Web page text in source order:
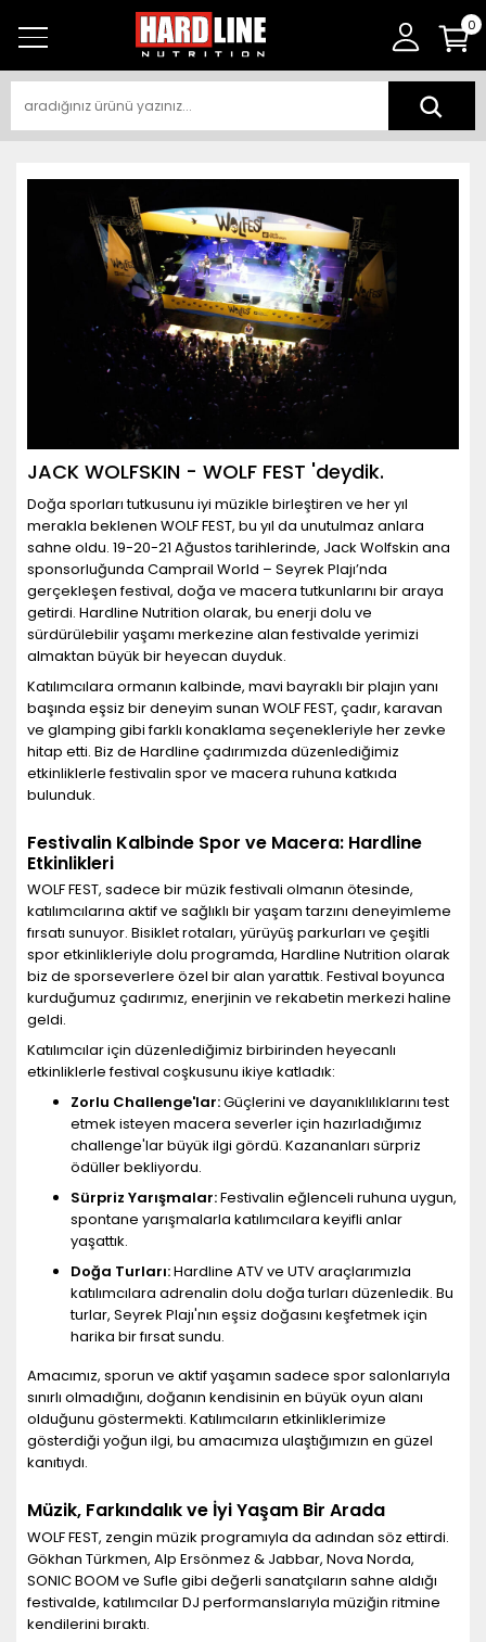
0
JACK WOLFSKIN - WOLF FEST 'deydik.
Doğa sporları tutkusunu iyi müzikle birleştiren ve her yıl
merakla beklenen WOLF FEST, bu yıl da unutulmaz anlara
sahne oldu. 19-20-21 Ağustos tarihlerinde, Jack Wolfskin ana
sponsorluğunda Camprail World – Seyrek Plajı’nda
gerçekleşen festival, doğa ve macera tutkunlarını bir araya
getirdi. Hardline Nutrition olarak, bu enerji dolu ve
sürdürülebilir yaşamı merkezine alan festivalde yerimizi
almaktan büyük bir heyecan duyduk.
Katılımcılara ormanın kalbinde, mavi bayraklı bir plajın yanı
başında eşsiz bir deneyim sunan WOLF FEST, çadır, karavan
ve glamping gibi farklı konaklama seçenekleriyle her zevke
hitap etti. Biz de Hardline çadırımızda düzenlediğimiz
etkinliklerle festivalin spor ve macera ruhuna katkıda
bulunduk.
Festivalin Kalbinde Spor ve Macera: Hardline
Etkinlikleri
WOLF FEST, sadece bir müzik festivali olmanın ötesinde,
katılımcılarına aktif ve sağlıklı bir yaşam tarzını deneyimleme
fırsatı sunuyor. Bisiklet rotaları, yürüyüş parkurları ve çeşitli
spor etkinlikleriyle dolu programda, Hardline Nutrition olarak
biz de sporseverlere özel bir alan yarattık. Festival boyunca
kurduğumuz çadırımız, enerjinin ve rekabetin merkezi haline
geldi.
Katılımcılar için düzenlediğimiz birbirinden heyecanlı
etkinliklerle festival coşkusunu ikiye katladık:
Zorlu Challenge'lar:Güçlerini ve dayanıklılıklarını test
etmek isteyen macera severler için hazırladığımız
challenge'lar büyük ilgi gördü. Kazananları sürpriz
ödüller bekliyordu.
Sürpriz Yarışmalar:Festivalin eğlenceli ruhuna uygun,
spontane yarışmalarla katılımcılara keyifli anlar
yaşattık.
Doğa Turları:Hardline ATV ve UTV araçlarımızla
katılımcılara adrenalin dolu doğa turları düzenledik. Bu
turlar, Seyrek Plajı'nın eşsiz doğasını keşfetmek için
harika bir fırsat sundu.
Amacımız, sporun ve aktif yaşamın sadece spor salonlarıyla
sınırlı olmadığını, doğanın kendisinin en büyük oyun alanı
olduğunu göstermekti. Katılımcıların etkinliklerimize
gösterdiği yoğun ilgi, bu amacımıza ulaştığımızın en güzel
kanıtıydı.
Müzik, Farkındalık ve İyi Yaşam Bir Arada
WOLF FEST, zengin müzik programıyla da adından söz ettirdi.
Gökhan Türkmen, Alp Ersönmez & Jabbar, Nova Norda,
SONIC BOOM ve Sufle gibi değerli sanatçıların sahne aldığı
festivalde, katılımcılar DJ performanslarıyla müziğin ritmine
kendilerini bıraktı.